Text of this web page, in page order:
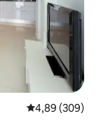
Classificação
4,89 (309)